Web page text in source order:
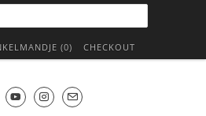
(0) CHECKOUT